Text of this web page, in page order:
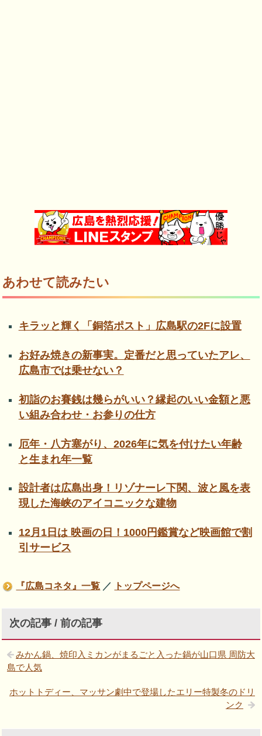
あわせて読みたい
キラッと輝く「銅箔ポスト」広島駅の2Fに設置
お好み焼きの新事実。定番だと思っていたアレ、
広島市では乗せない？
初詣のお賽銭は幾らがいい？縁起のいい金額と悪
い組み合わせ・お参りの仕方
厄年・八方塞がり、2026年に気を付けたい年齢
と生まれ年一覧
設計者は広島出身！リゾナーレ下関、波と風を表
現した海峡のアイコニックな建物
12月1日は 映画の日！1000円鑑賞など映画館で割
引サービス
『広島コネタ』一覧 ／ トップページへ
次の記事 / 前の記事
みかん鍋、焼印入ミカンがまるごと入った鍋が山口県 周防大
島で人気
ホットトディー、マッサン劇中で登場したエリー特製冬のドリ
ンク